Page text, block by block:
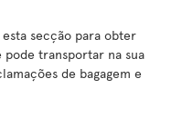
secção para obter
transportar na sua
de bagagem e